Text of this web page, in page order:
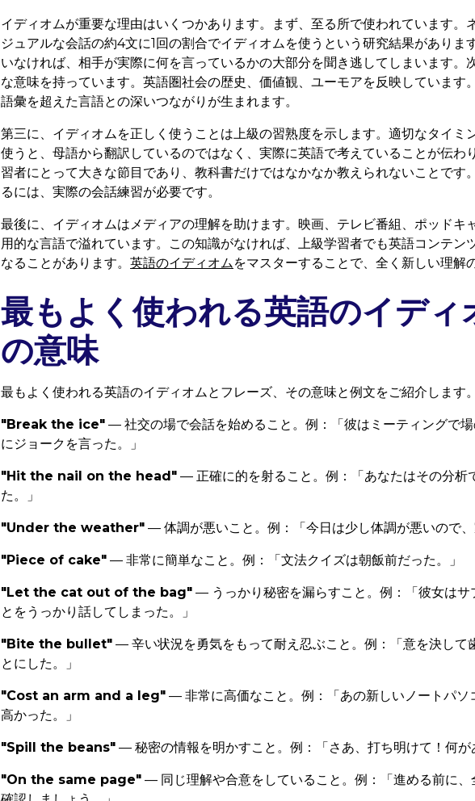
イディオムが重要な理由はいくつかあります。まず、至る所で使われています。
ジュアルな会話の約4文に1回の割合でイディオムを使うという研究結果がありま
いなければ、相手が実際に何を言っているかの大部分を聞き逃してしまいます。
な意味を持っています。英語圏社会の歴史、価値観、ユーモアを反映しています
語彙を超えた言語との深いつながりが生まれます。
第三に、イディオムを正しく使うことは上級の習熟度を示します。適切なタイミ
使うと、母語から翻訳しているのではなく、実際に英語で考えていることが伝わ
習者にとって大きな節目であり、教科書だけではなかなか教えられないことです
るには、実際の会話練習が必要です。
最後に、イディオムはメディアの理解を助けます。映画、テレビ番組、ポッドキ
用的な言語で溢れています。この知識がなければ、上級学習者でも英語コンテン
なることがあります。 英語のイディオム をマスターすることで、全く新しい理解
最もよく使われる英語のイディ
の意味
最もよく使われる英語のイディオムとフレーズ、その意味と例文をご紹介します。
"Break the ice" — 社交の場で会話を始めること。例：「彼はミーティングで
にジョークを言った。」
"Hit the nail on the head" — 正確に的を射ること。例：「あなたはその分析
た。」
"Under the weather" — 体調が悪いこと。例：「今日は少し体調が悪いので、
"Piece of cake" — 非常に簡単なこと。例：「文法クイズは朝飯前だった。」
"Let the cat out of the bag" — うっかり秘密を漏らすこと。例：「彼女はサ
とをうっかり話してしまった。」
"Bite the bullet" — 辛い状況を勇気をもって耐え忍ぶこと。例：「意を決して
とにした。」
"Cost an arm and a leg" — 非常に高価なこと。例：「あの新しいノートパソ
高かった。」
"Spill the beans" — 秘密の情報を明かすこと。例：「さあ、打ち明けて！何が
"On the same page" — 同じ理解や合意をしていること。例：「進める前に